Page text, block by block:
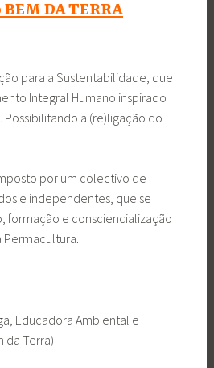
BEM DA TERRA
para a Sustentabilidade, que
Integral Humano inspirado
Possibilitando a (re)ligação do
por um colectivo de
e independentes, que se
formação e consciencialização
Permacultura.
Educadora Ambiental e
da Terra)